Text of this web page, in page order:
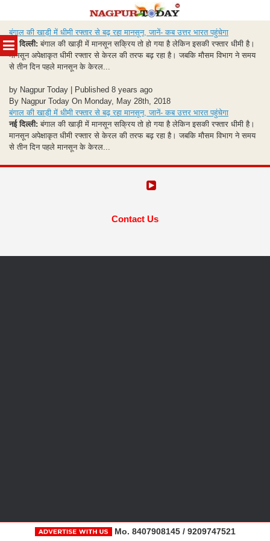
MENU
to
content
बंगाल की खाड़ी में धीमी रफ्तार से बढ़ रहा मानसून, जानें- कब उत्तर भारत पहुंचेगा
नई दिल्ली: बंगाल की खाड़ी में मानसून सक्रिय तो हो गया है लेकिन इसकी रफ्तार धीमी है।
मानसून अपेक्षाकृत धीमी रफ्तार से केरल की तरफ बढ़ रहा है। जबकि मौसम विभाग ने समय
से तीन दिन पहले मानसून के केरल...
by Nagpur Today | Published 8 years ago
By Nagpur Today On Monday, May 28th, 2018
बंगाल की खाड़ी में धीमी रफ्तार से बढ़ रहा मानसून, जानें- कब उत्तर भारत पहुंचेगा
नई दिल्ली: बंगाल की खाड़ी में मानसून सक्रिय तो हो गया है लेकिन इसकी रफ्तार धीमी है।
मानसून अपेक्षाकृत धीमी रफ्तार से केरल की तरफ बढ़ रहा है। जबकि मौसम विभाग ने समय
से तीन दिन पहले मानसून के केरल...
Contact Us
Mo. 8407908145 / 9209747521